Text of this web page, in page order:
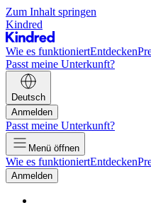
Zum Inhalt springen
Kindred
Wie es funktioniertEntdecken
Passt meine Unterkunft?
Deutsch
Anmelden
Passt meine Unterkunft?
Menü öffnen
Wie es funktioniertEntdecken
Anmelden